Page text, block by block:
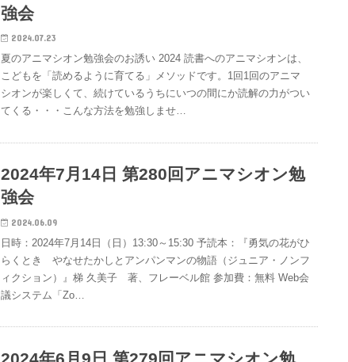
強会
2024.07.23
夏のアニマシオン勉強会のお誘い 2024 読書へのアニマシオンは、
こどもを「読めるように育てる」メソッドです。1回1回のアニマ
シオンが楽しくて、続けているうちにいつの間にか読解の力がつい
てくる・・・こんな方法を勉強しませ…
2024年7月14日 第280回アニマシオン勉
強会
2024.06.09
日時：2024年7月14日（日）13:30～15:30 予読本：『勇気の花がひ
らくとき やなせたかしとアンパンマンの物語（ジュニア・ノンフ
ィクション）』梯 久美子 著、フレーベル館 参加費：無料 Web会
議システム「Zo…
2024年6月9日 第279回アニマシオン勉